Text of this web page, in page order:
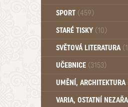
Pedagogika (191)
Psychologie a osobní
SPORT (459)
STARÉ TISKY (10)
SVĚTOVÁ LITERATURA
UČEBNICE (3153)
Učebnice - Jazykové
Učebnice - VŠ (259)
UMĚNÍ, ARCHITEKTURA
VARIA, OSTATNÍ